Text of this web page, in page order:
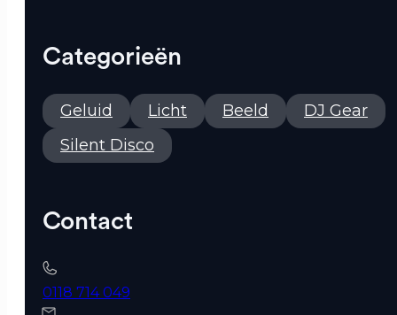
Categorieën
Geluid Licht Beeld
DJ Gear
Silent Disco
Contact
0118 714 049